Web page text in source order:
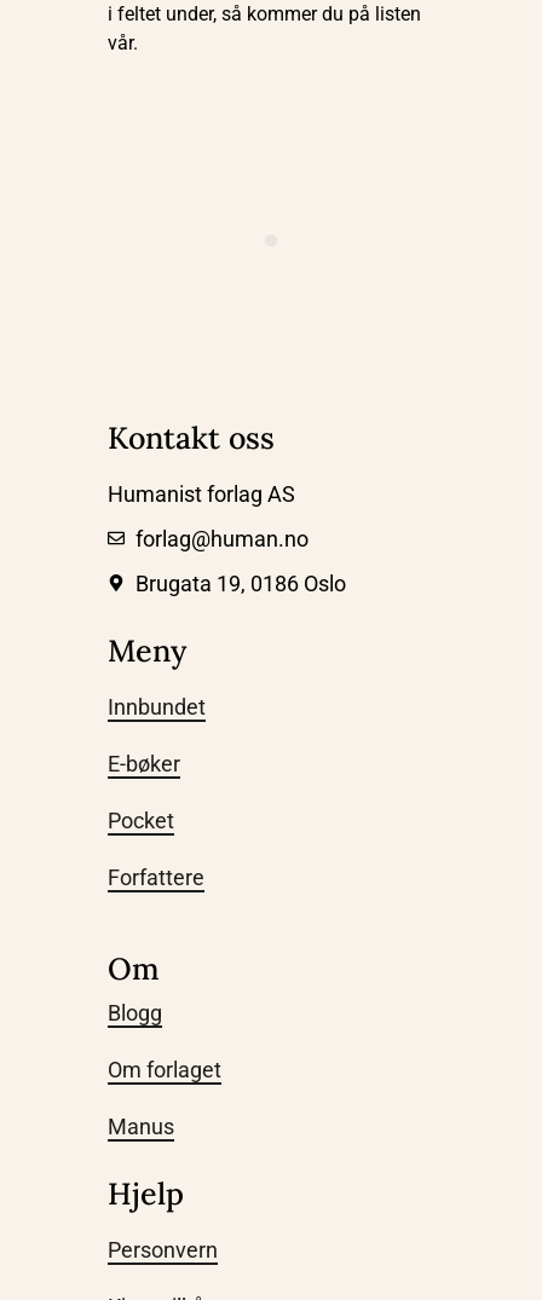
i feltet under, så kommer du på listen
vår.
Kontakt oss
Humanist forlag AS
forlag@human.no
Brugata 19, 0186 Oslo
Meny
Innbundet
E-bøker
Pocket
Forfattere
Om
Blogg
Om forlaget
Manus
Hjelp
Personvern